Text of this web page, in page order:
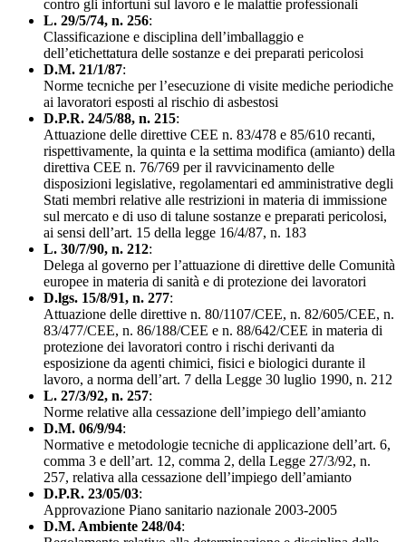
contro gli infortuni sul lavoro e le malattie professionali
L. 29/5/74, n. 256:
Classificazione e disciplina dell’imballaggio e
dell’etichettatura delle sostanze e dei preparati pericolosi
D.M. 21/1/87:
Norme tecniche per l’esecuzione di visite mediche periodiche
ai lavoratori esposti al rischio di asbestosi
D.P.R. 24/5/88, n. 215:
Attuazione delle direttive CEE n. 83/478 e 85/610 recanti,
rispettivamente, la quinta e la settima modifica (amianto) della
direttiva CEE n. 76/769 per il ravvicinamento delle
disposizioni legislative, regolamentari ed amministrative degli
Stati membri relative alle restrizioni in materia di immissione
sul mercato e di uso di talune sostanze e preparati pericolosi,
ai sensi dell’art. 15 della legge 16/4/87, n. 183
L. 30/7/90, n. 212:
Delega al governo per l’attuazione di direttive delle Comunità
europee in materia di sanità e di protezione dei lavoratori
D.lgs. 15/8/91, n. 277:
Attuazione delle direttive n. 80/1107/CEE, n. 82/605/CEE, n.
83/477/CEE, n. 86/188/CEE e n. 88/642/CEE in materia di
protezione dei lavoratori contro i rischi derivanti da
esposizione da agenti chimici, fisici e biologici durante il
lavoro, a norma dell’art. 7 della Legge 30 luglio 1990, n. 212
L. 27/3/92, n. 257:
Norme relative alla cessazione dell’impiego dell’amianto
D.M. 06/9/94:
Normative e metodologie tecniche di applicazione dell’art. 6,
comma 3 e dell’art. 12, comma 2, della Legge 27/3/92, n.
257, relativa alla cessazione dell’impiego dell’amianto
D.P.R. 23/05/03:
Approvazione Piano sanitario nazionale 2003-2005
D.M. Ambiente 248/04: